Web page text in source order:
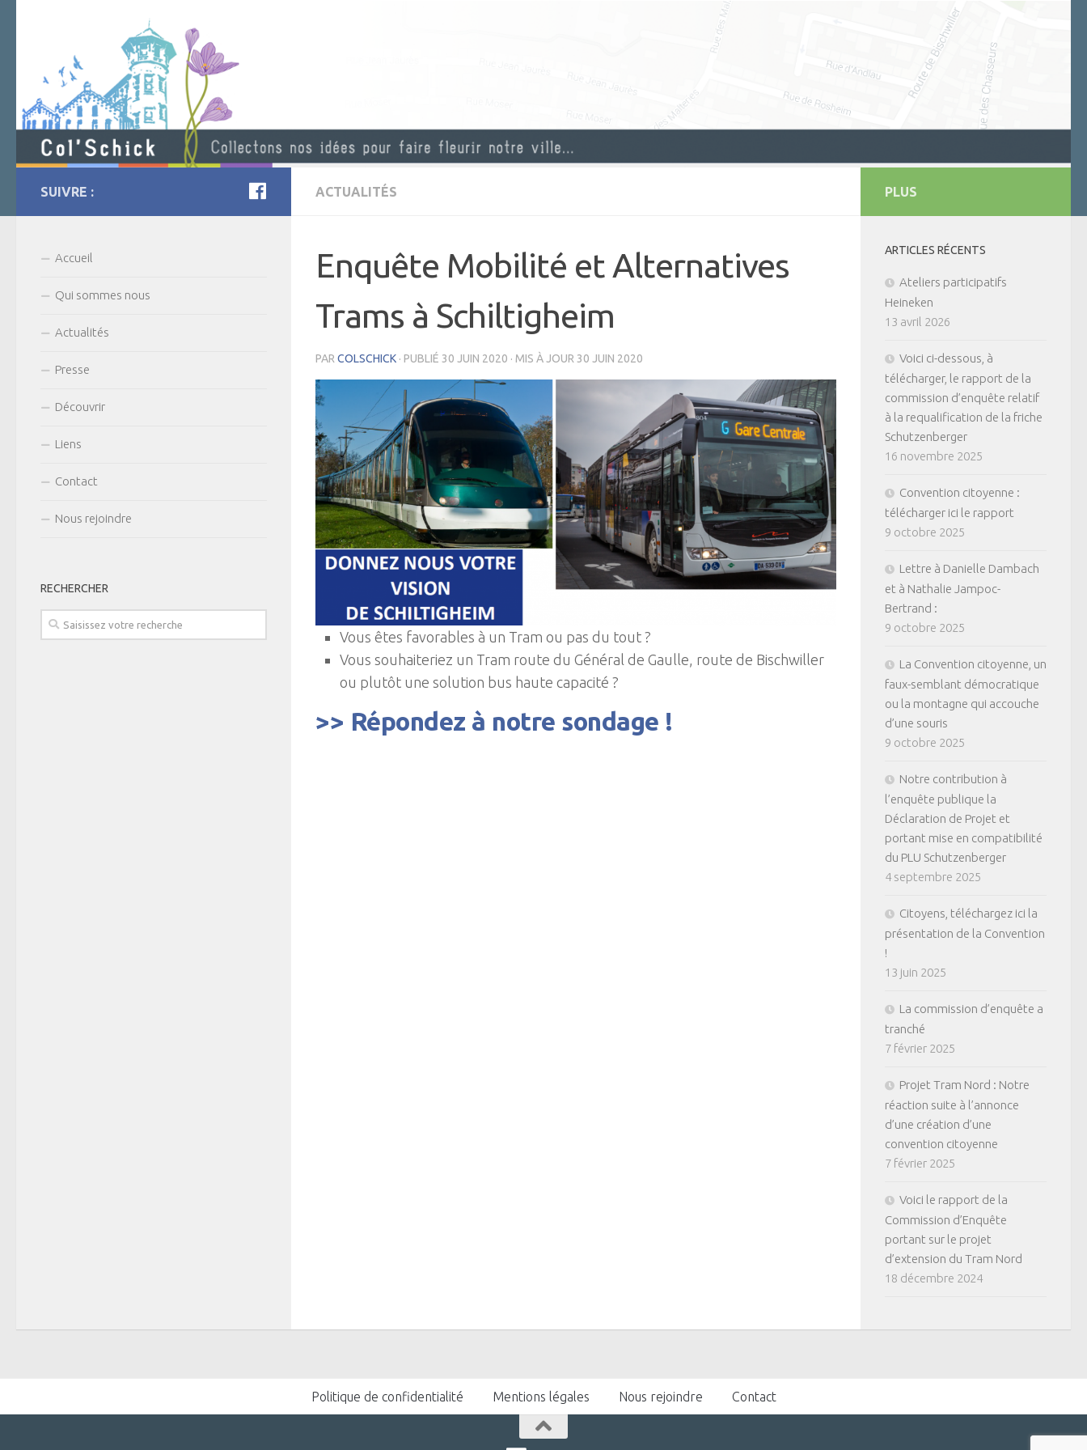
ACTUALITÉS
Enquête Mobilité et Alternatives
Trams à Schiltigheim
PAR COLSCHICK · PUBLIÉ 30 JUIN 2020 · MIS À JOUR 30 JUIN 2020
Vous êtes favorables à un Tram ou pas du tout ?
Vous souhaiteriez un Tram route du Général de Gaulle, route de Bischwiller
ou plutôt une solution bus haute capacité ?
>> Répondez à notre sondage !
SUIVRE :
Accueil
Qui sommes nous
Actualités
Presse
Découvrir
Liens
Contact
Nous rejoindre
RECHERCHER
PLUS
ARTICLES RÉCENTS
Ateliers participatifs
Heineken
13 avril 2026
Voici ci-dessous, à
télécharger, le rapport de la
commission d’enquête relatif
à la requalification de la friche
Schutzenberger
16 novembre 2025
Convention citoyenne :
télécharger ici le rapport
9 octobre 2025
Lettre à Danielle Dambach
et à Nathalie Jampoc-
Bertrand :
9 octobre 2025
La Convention citoyenne, un
faux-semblant démocratique
ou la montagne qui accouche
d’une souris
9 octobre 2025
Notre contribution à
l’enquête publique la
Déclaration de Projet et
portant mise en compatibilité
du PLU Schutzenberger
4 septembre 2025
Citoyens, téléchargez ici la
présentation de la Convention
!
13 juin 2025
La commission d’enquête a
tranché
7 février 2025
Projet Tram Nord : Notre
réaction suite à l’annonce
d’une création d’une
convention citoyenne
7 février 2025
Voici le rapport de la
Commission d’Enquête
portant sur le projet
d’extension du Tram Nord
18 décembre 2024
Politique de confidentialité Mentions légales Nous rejoindre Contact